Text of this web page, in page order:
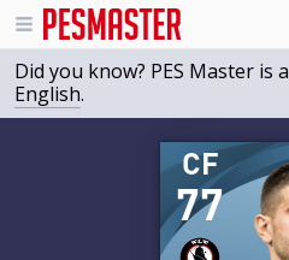
Did you know? PES Master is
English.
77
CF